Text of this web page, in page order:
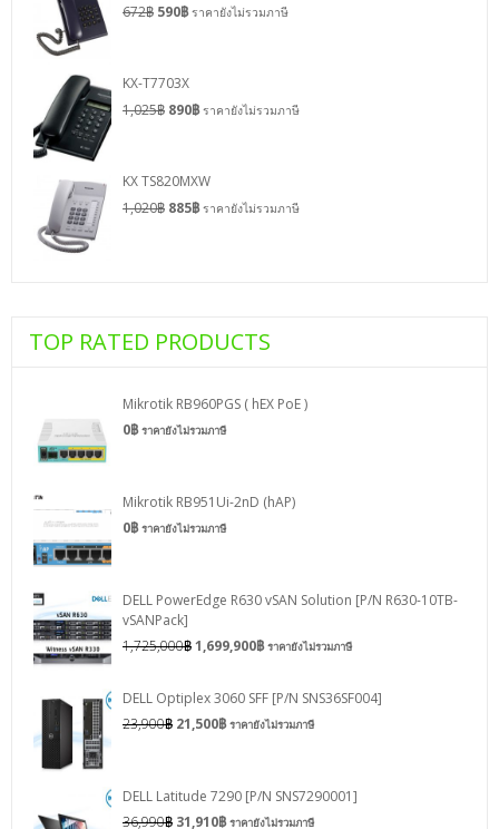
672฿ 590฿ ราคายังไม่รวมภาษี
KX-T7703X
1,025฿ 890฿ ราคายังไม่รวมภาษี
KX TS820MXW
1,020฿ 885฿ ราคายังไม่รวมภาษี
TOP RATED PRODUCTS
Mikrotik RB960PGS ( hEX PoE )
0฿ ราคายังไม่รวมภาษี
Mikrotik RB951Ui-2nD (hAP)
0฿ ราคายังไม่รวมภาษี
DELL PowerEdge R630 vSAN Solution [P/N R630-10TB-
vSANPack]
1,725,000฿1,699,900฿ ราคายังไม่รวมภาษี
DELL Optiplex 3060 SFF [P/N SNS36SF004]
23,900฿ 21,500฿ ราคายังไม่รวมภาษี
DELL Latitude 7290 [P/N SNS7290001]
36,990฿ 31,910฿ ราคายังไม่รวมภาษี